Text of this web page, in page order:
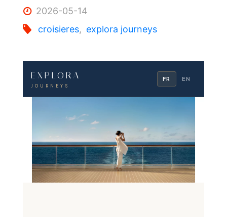
2026-05-14
croisieres, explora journeys
EXPLORA
JOURNEYS
FR EN